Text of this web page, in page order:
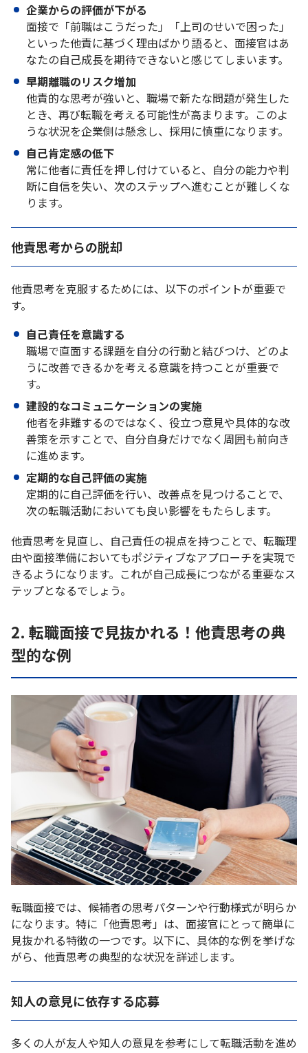
企業からの評価が下がる
面接で「前職はこうだった」「上司のせいで困った」
といった他責に基づく理由ばかり語ると、面接官はあ
なたの自己成長を期待できないと感じてしまいます。
早期離職のリスク増加
他責的な思考が強いと、職場で新たな問題が発生した
とき、再び転職を考える可能性が高まります。このよ
うな状況を企業側は懸念し、採用に慎重になります。
自己肯定感の低下
常に他者に責任を押し付けていると、自分の能力や判
断に自信を失い、次のステップへ進むことが難しくな
ります。
他責思考からの脱却
他責思考を克服するためには、以下のポイントが重要で
す。
自己責任を意識する
職場で直面する課題を自分の行動と結びつけ、どのよ
うに改善できるかを考える意識を持つことが重要で
す。
建設的なコミュニケーションの実施
他者を非難するのではなく、役立つ意見や具体的な改
善策を示すことで、自分自身だけでなく周囲も前向き
に進めます。
定期的な自己評価の実施
定期的に自己評価を行い、改善点を見つけることで、
次の転職活動においても良い影響をもたらします。
他責思考を見直し、自己責任の視点を持つことで、転職理
由や面接準備においてもポジティブなアプローチを実現で
きるようになります。これが自己成長につながる重要なス
テップとなるでしょう。
2. 転職面接で見抜かれる！他責思考の典
型的な例
転職面接では、候補者の思考パターンや行動様式が明らか
になります。特に「他責思考」は、面接官にとって簡単に
見抜かれる特徴の一つです。以下に、具体的な例を挙げな
がら、他責思考の典型的な状況を詳述します。
知人の意見に依存する応募
多くの人が友人や知人の意見を参考にして転職活動を進め